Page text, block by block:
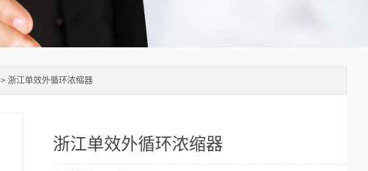
> 浙江单效外循环浓缩器
浙江单效外循环浓缩器